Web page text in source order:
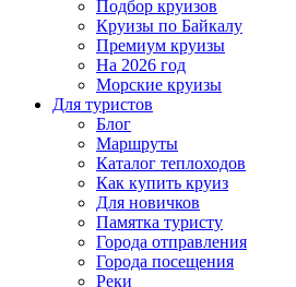
Подбор круизов
Круизы по Байкалу
Премиум круизы
На 2026 год
Морские круизы
Для туристов
Блог
Маршруты
Каталог теплоходов
Как купить круиз
Для новичков
Памятка туристу
Города отправления
Города посещения
Реки